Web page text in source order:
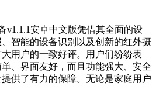
v1.1.1安卓中文版凭借其全面的设
智能的设备识别以及创新的红外摄
用户的一致好评。用户们纷纷表
、界面友好，而且功能强大、安全